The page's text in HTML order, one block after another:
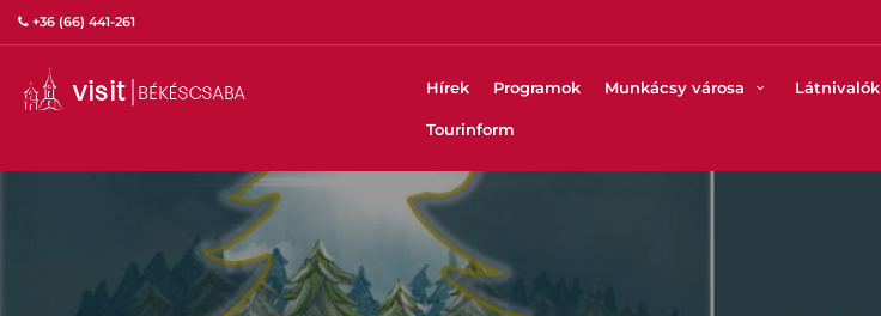
+36 (66) 441-261
Hírek Programok Munkácsy városa Látnivalók
Tourinform